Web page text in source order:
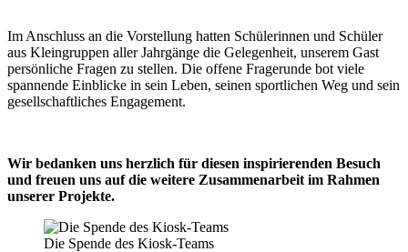
Im Anschluss an die Vorstellung hatten Schülerinnen und Schüler
aus Kleingruppen aller Jahrgänge die Gelegenheit, unserem Gast
persönliche Fragen zu stellen. Die offene Fragerunde bot viele
spannende Einblicke in sein Leben, seinen sportlichen Weg und sein
gesellschaftliches Engagement.
Wir bedanken uns herzlich für diesen inspirierenden Besuch
und freuen uns auf die weitere Zusammenarbeit im Rahmen
unserer Projekte.
Die Spende des Kiosk-Teams